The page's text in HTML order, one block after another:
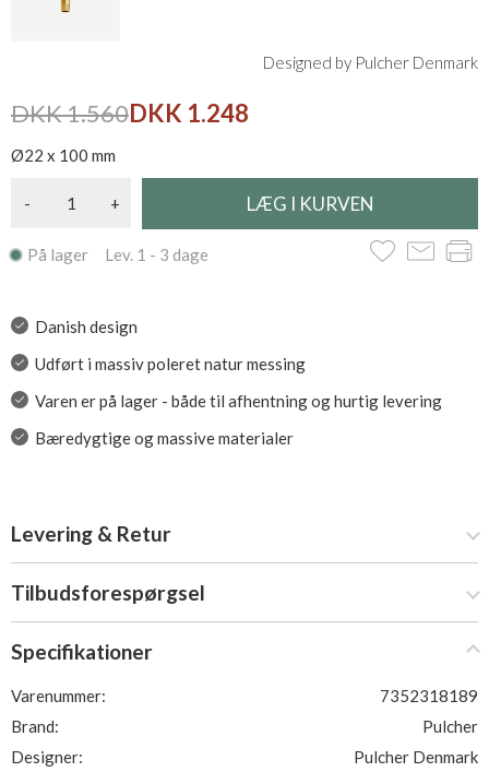
Designed by Pulcher Denmark
DKK 1.560DKK 1.248
Ø22 x 100 mm
- +
På lager Lev. 1 - 3 dage
Danish design
Udført i massiv poleret natur messing
Varen er på lager - både til afhentning og hurtig levering
Bæredygtige og massive materialer
Levering & Retur
Tilbudsforespørgsel
Specifikationer
Varenummer:
7352318189
Brand:
Pulcher
Designer:
Pulcher Denmark